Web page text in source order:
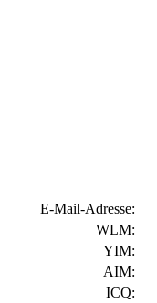
E-Mail-Adresse:
WLM:
YIM:
AIM:
ICQ: